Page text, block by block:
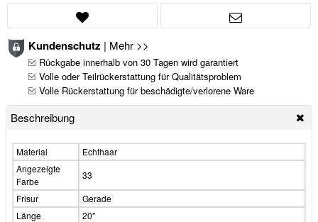
Kundenschutz | Mehr >>
Rückgabe innerhalb von 30 Tagen wird garantiert
Volle oder Teilrückerstattung für Qualitätsproblem
Volle Rückerstattung für beschädigte/verlorene Ware
Beschreibung
Material
Echthaar
Angezeigte
Farbe
33
Frisur
Gerade
Länge
20"